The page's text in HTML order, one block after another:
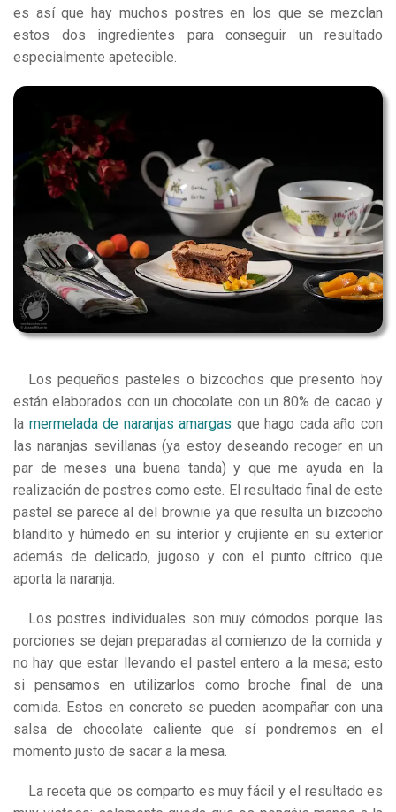
es así que hay muchos postres en los que se mezclan
estos dos ingredientes para conseguir un resultado
especialmente apetecible.
Lospequeños pasteles o bizcochos que presento hoy
están elaborados con un chocolate con un 80% de cacao y
la mermelada de naranjas amargas que hago cada año con
las naranjas sevillanas (ya estoy deseando recoger en un
par de meses una buena tanda) y que me ayuda en la
realización de postres como este. El resultado final de este
pastel se parece al del brownie ya que resulta un bizcocho
blandito y húmedo en su interior y crujiente en su exterior
además de delicado, jugoso y con el punto cítrico que
aporta la naranja.
Los postres individuales son muy cómodos porque las
porciones se dejan preparadas al comienzo de la comida y
no hay que estar llevando el pastel entero a la mesa; esto
si pensamos en utilizarlos como broche final de una
comida. Estos en concreto se pueden acompañar con una
salsa de chocolate caliente que sí pondremos en el
momento justo de sacar a la mesa.
La receta que os comparto es muy fácil y el resultado es